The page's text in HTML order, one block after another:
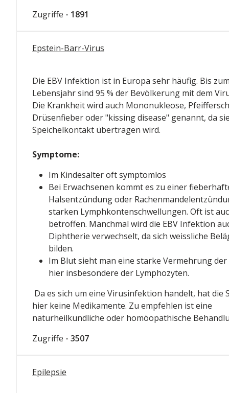
Zugriffe - 1891
Epstein-Barr-Virus
Die EBV Infektion ist in Europa sehr häufig. Bis
Lebensjahr sind 95 % der Bevölkerung mit dem
Die Krankheit wird auch Mononukleose,
Drüsenfieber oder "kissing disease" genannt, da
Speichelkontakt übertragen wird.
Symptome:
Im Kindesalter oft symptomlos
Bei Erwachsenen kommt es zu einer
Halsentzündung oder
starken Lymphkontenschwellungen. Oft ist
betroffen. Manchmal wird die EBV Infektion
Diphtherie verwechselt, da sich weissliche
bilden.
Im Blut sieht man eine starke Vermehrung
hier insbesondere der Lymphozyten.
Da es sich um eine Virusinfektion handelt, hat die
hier keine Medikamente. Zu empfehlen ist eine
naturheilkundliche oder homöopathische
Zugriffe - 3507
Epilepsie